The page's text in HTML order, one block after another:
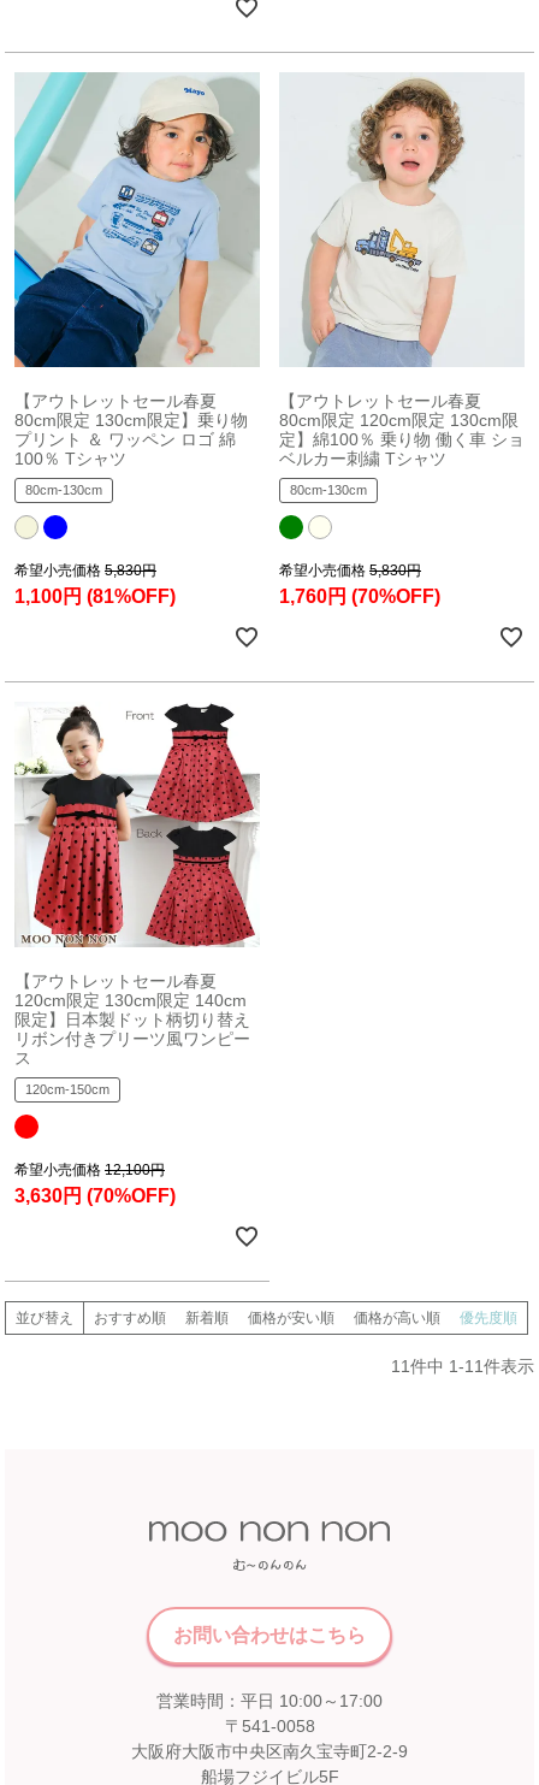
【アウトレットセール春夏
80cm限定 130cm限定】乗り物
プリント ＆ ワッペン ロゴ 綿
100％ Tシャツ
80cm-130cm
希望小売価格 5,830円
1,100円 (81%OFF)
【アウトレットセール春夏
80cm限定 120cm限定 130cm限
定】綿100％ 乗り物 働く車 ショ
ベルカー刺繍 Tシャツ
80cm-130cm
希望小売価格 5,830円
1,760円 (70%OFF)
【アウトレットセール春夏
120cm限定 130cm限定 140cm
限定】日本製ドット柄切り替え
リボン付きプリーツ風ワンピー
ス
120cm-150cm
希望小売価格 12,100円
3,630円 (70%OFF)
並び替え おすすめ順 新着順 価格が安い順 価格が高い順 優先度順
11件中 1-11件表示
お問い合わせはこちら
営業時間：平日 10:00～17:00
〒541-0058
大阪府大阪市中央区南久宝寺町2-2-9
船場フジイビル5F